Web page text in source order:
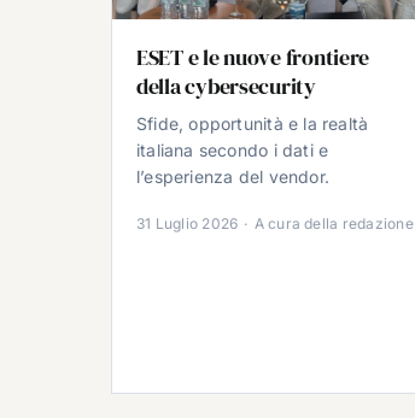
ESET e le nuove frontiere
della cybersecurity
Sfide, opportunità e la realtà
italiana secondo i dati e
l’esperienza del vendor.
31 Luglio 2026 · A cura della redazione